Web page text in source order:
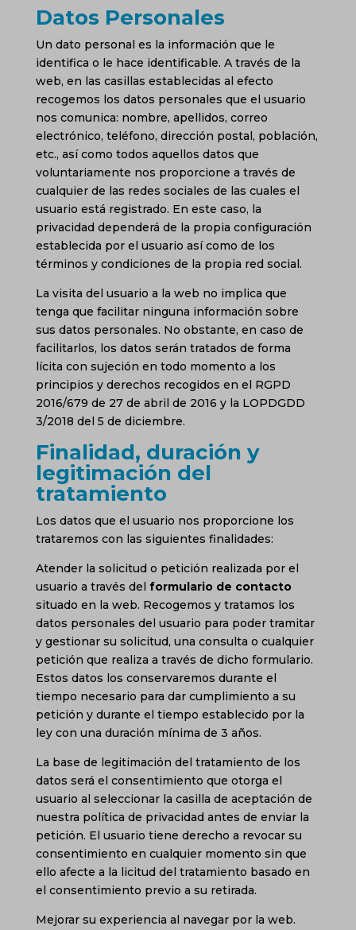
Datos Personales
Un dato personal es la información que le
identifica o le hace identificable. A través de la
web, en las casillas establecidas al efecto
recogemos los datos personales que el usuario
nos comunica: nombre, apellidos, correo
electrónico, teléfono, dirección postal, población,
etc., así como todos aquellos datos que
voluntariamente nos proporcione a través de
cualquier de las redes sociales de las cuales el
usuario está registrado. En este caso, la
privacidad dependerá de la propia configuración
establecida por el usuario así como de los
términos y condiciones de la propia red social.
La visita del usuario a la web no implica que
tenga que facilitar ninguna información sobre
sus datos personales. No obstante, en caso de
facilitarlos, los datos serán tratados de forma
lícita con sujeción en todo momento a los
principios y derechos recogidos en el RGPD
2016/679 de 27 de abril de 2016 y la LOPDGDD
3/2018 del 5 de diciembre.
Finalidad, duración y
legitimación del
tratamiento
Los datos que el usuario nos proporcione los
trataremos con las siguientes finalidades:
Atender la solicitud o petición realizada por el
usuario a través del formulario de contacto
situado en la web. Recogemos y tratamos los
datos personales del usuario para poder tramitar
y gestionar su solicitud, una consulta o cualquier
petición que realiza a través de dicho formulario.
Estos datos los conservaremos durante el
tiempo necesario para dar cumplimiento a su
petición y durante el tiempo establecido por la
ley con una duración mínima de 3 años.
La base de legitimación del tratamiento de los
datos será el consentimiento que otorga el
usuario al seleccionar la casilla de aceptación de
nuestra política de privacidad antes de enviar la
petición. El usuario tiene derecho a revocar su
consentimiento en cualquier momento sin que
ello afecte a la licitud del tratamiento basado en
el consentimiento previo a su retirada.
Mejorar su experiencia al navegar por la web.